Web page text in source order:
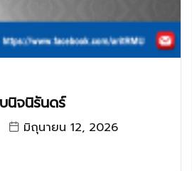
นิจนิรันดร์
มิถุนายน 12, 2026